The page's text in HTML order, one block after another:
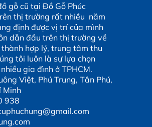
gỗ cũ tại Đồ Gỗ Phúc
thị trường rất nhiều năm
định được vị trí của mình
dẫn đầu trên thị trường về
hợp lý, trung tâm thu
tôi luôn là sự lựa chọn
gia đình ở TPHCM.
Việt, Phú Trung, Tân Phú,
Minh
938